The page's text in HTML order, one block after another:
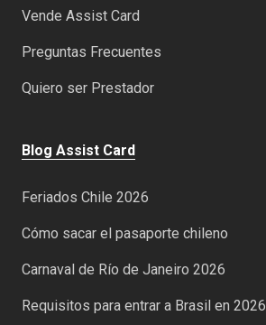
Vende Assist Card
Preguntas Frecuentes
Quiero ser Prestador
Blog Assist Card
Feriados Chile 2026
Cómo sacar el pasaporte chileno
Carnaval de Río de Janeiro 2026
Requisitos para entrar a Brasil en 2026